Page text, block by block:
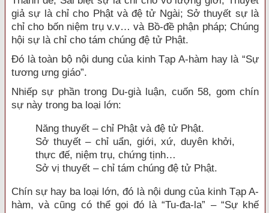
giả sự là chỉ cho Phật và đệ tử Ngài; Sở thuyết sự là
chỉ cho bốn niệm trụ v.v… và Bồ-đề phận pháp; Chúng
hội sự là chỉ cho tám chúng đệ tử Phật.
Đó là toàn bộ nội dung của kinh Tạp A-hàm hay là “Sự
tương ưng giáo”.
Nhiếp sự phần trong Du-già luận, cuốn 58, gom chín
sự này trong ba loại lớn:
Năng thuyết – chỉ Phật và đệ tử Phật.
Sở thuyết – chỉ uẩn, giới, xứ, duyên khởi,
thực đế, niệm trụ, chứng tịnh…
Sở vị thuyết – chỉ tám chúng đệ tử Phật.
Chín sự hay ba loại lớn, đó là nội dung của kinh Tạp A-
hàm, và cũng có thể gọi đó là “Tu-đa-la” – “Sự khế